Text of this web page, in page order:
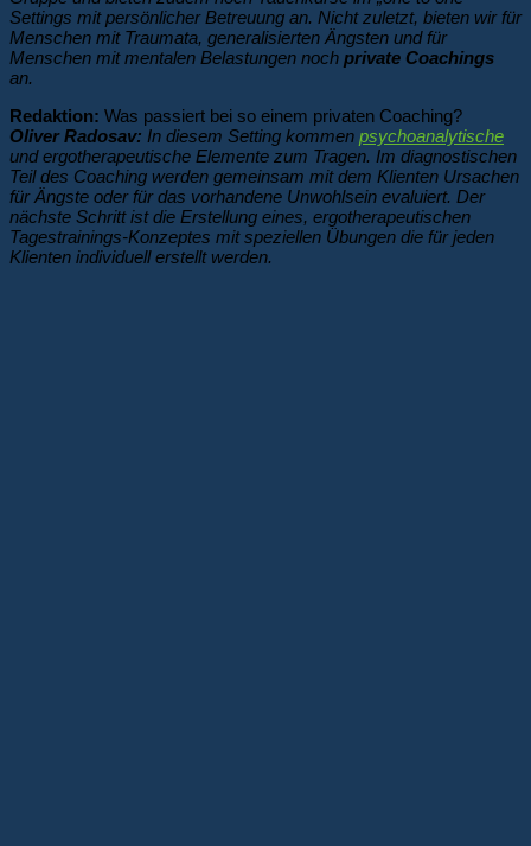
Settings mit persönlicher Betreuung an. Nicht zuletzt, bieten wir für
Menschen mit Traumata, generalisierten Ängsten und für
Menschen mit mentalen Belastungen noch private Coachings
an.
Redaktion: Was passiert bei so einem privaten Coaching?
Oliver Radosav: In diesem Setting kommen psychoanalytische
und ergotherapeutische Elemente zum Tragen. Im diagnostischen
Teil des Coaching werden gemeinsam mit dem Klienten Ursachen
für Ängste oder für das vorhandene Unwohlsein evaluiert. Der
nächste Schritt ist die Erstellung eines, ergotherapeutischen
Tagestrainings-Konzeptes mit speziellen Übungen die für jeden
Klienten individuell erstellt werden.